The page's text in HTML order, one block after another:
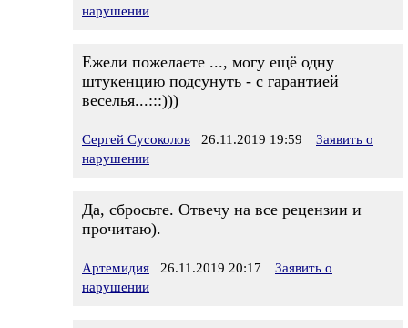
нарушении
Ежели пожелаете ..., могу ещё одну
штукенцию подсунуть - с гарантией
веселья...:::)))
Сергей Сусоколов 26.11.2019 19:59
Заявить о
нарушении
Да, сбросьте. Отвечу на все рецензии и
прочитаю).
Артемидия 26.11.2019 20:17
Заявить о
нарушении